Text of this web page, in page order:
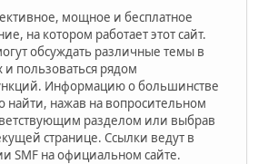
мощное и бесплатное
на котором работает этот сайт.
обсуждать различные темы в
пользоваться рядом
Информацию о большинстве
найти, нажав на вопросительном
разделом или выбрав
странице. Ссылки ведут в
SMF на официальном сайте.